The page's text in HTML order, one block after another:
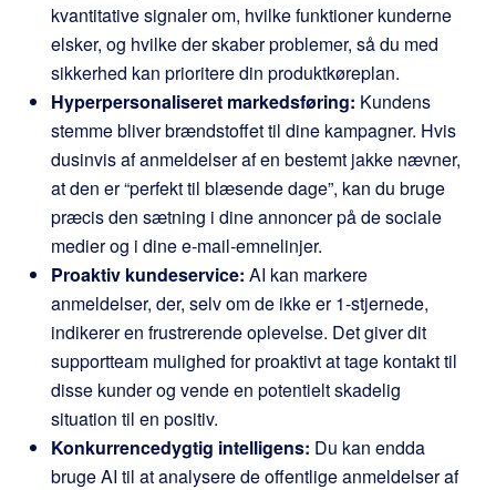
kvantitative signaler om, hvilke funktioner kunderne
elsker, og hvilke der skaber problemer, så du med
sikkerhed kan prioritere din produktkøreplan.
Hyperpersonaliseret markedsføring: Kundens
stemme bliver brændstoffet til dine kampagner. Hvis
dusinvis af anmeldelser af en bestemt jakke nævner,
at den er “perfekt til blæsende dage”, kan du bruge
præcis den sætning i dine annoncer på de sociale
medier og i dine e-mail-emnelinjer.
Proaktiv kundeservice: AI kan markere
anmeldelser, der, selv om de ikke er 1-stjernede,
indikerer en frustrerende oplevelse. Det giver dit
supportteam mulighed for proaktivt at tage kontakt til
disse kunder og vende en potentielt skadelig
situation til en positiv.
Konkurrencedygtig intelligens: Du kan endda
bruge AI til at analysere de offentlige anmeldelser af